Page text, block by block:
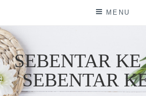
content
MENU
SEBENTAR
SEBENTAR